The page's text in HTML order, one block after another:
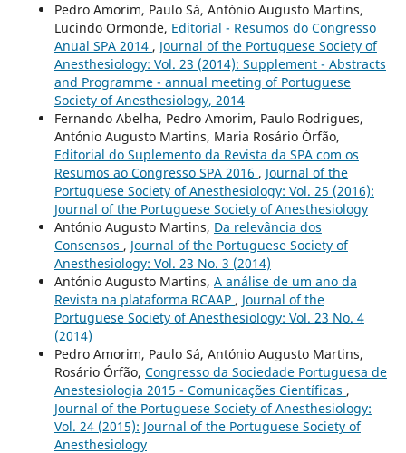
Pedro Amorim, Paulo Sá, António Augusto Martins,
Lucindo Ormonde, Editorial - Resumos do Congresso
Anual SPA 2014 , Journal of the Portuguese Society of
Anesthesiology: Vol. 23 (2014): Supplement - Abstracts
and Programme - annual meeting of Portuguese
Society of Anesthesiology, 2014
Fernando Abelha, Pedro Amorim, Paulo Rodrigues,
António Augusto Martins, Maria Rosário Órfão,
Editorial do Suplemento da Revista da SPA com os
Resumos ao Congresso SPA 2016 , Journal of the
Portuguese Society of Anesthesiology: Vol. 25 (2016):
Journal of the Portuguese Society of Anesthesiology
António Augusto Martins, Da relevância dos
Consensos , Journal of the Portuguese Society of
Anesthesiology: Vol. 23 No. 3 (2014)
António Augusto Martins, A análise de um ano da
Revista na plataforma RCAAP , Journal of the
Portuguese Society of Anesthesiology: Vol. 23 No. 4
(2014)
Pedro Amorim, Paulo Sá, António Augusto Martins,
Rosário Órfão, Congresso da Sociedade Portuguesa de
Anestesiologia 2015 - Comunicações Científicas ,
Journal of the Portuguese Society of Anesthesiology:
Vol. 24 (2015): Journal of the Portuguese Society of
Anesthesiology